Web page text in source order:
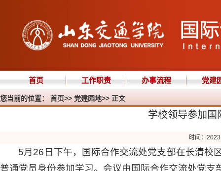
首页 工作职责 办事流程 党建
您当前的位置： 首页>> 党建园地>> 正文
学校领导参加国
时间：
5月26日下午，国际合作交流处党支部在长清校
普通党员身份参加学习。会议由国际合作交流处党支